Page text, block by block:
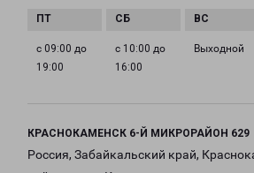
с 09:00 до
19:00
с 10:00 до
16:00
Выходной
КРАСНОКАМЕНСК 6-Й МИКРОРАЙОН 629
Россия, Забайкальский край,